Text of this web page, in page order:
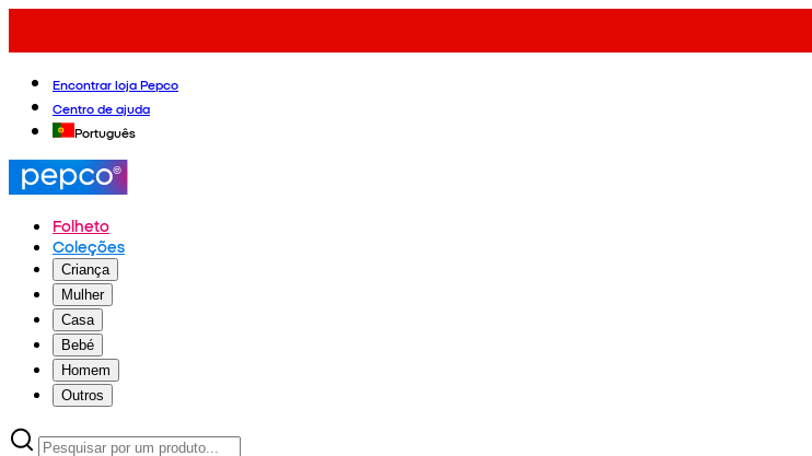
Encontrar loja Pepco
Centro de ajuda
Português
Folheto
Coleções
Criança
Mulher
Casa
Bebé
Homem
Outros